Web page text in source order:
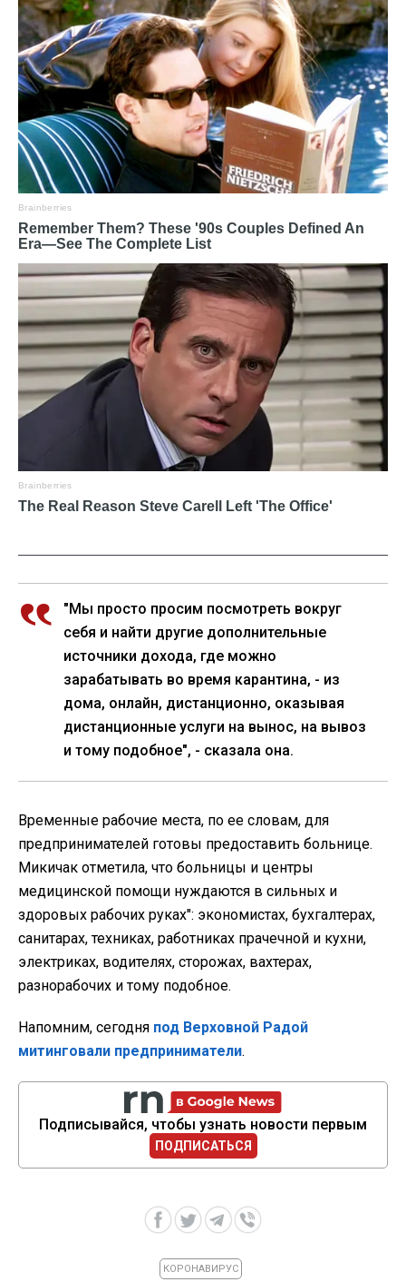
"Мы просто просим посмотреть вокруг
себя и найти другие дополнительные
источники дохода, где можно
зарабатывать во время карантина, - из
дома, онлайн, дистанционно, оказывая
дистанционные услуги на вынос, на вывоз
и тому подобное", - сказала она.
Временные рабочие места, по ее словам, для
предпринимателей готовы предоставить больнице.
Микичак отметила, что больницы и центры
медицинской помощи нуждаются в сильных и
здоровых рабочих руках": экономистах, бухгалтерах,
санитарах, техниках, работниках прачечной и кухни,
электриках, водителях, сторожах, вахтерах,
разнорабочих и тому подобное.
Напомним, сегодня под Верховной Радой
митинговали предприниматели.
Подписывайся, чтобы узнать новости первым
ПОДПИСАТЬСЯ
КОРОНАВИРУС